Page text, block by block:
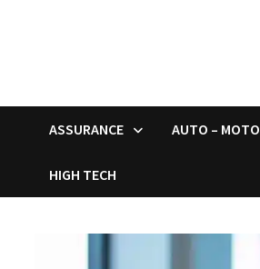
ASSURANCE AUTO – MOTO
HIGH TECH